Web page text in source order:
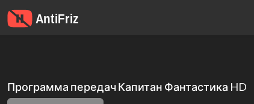
Программа передач Капитан Фантастика HD